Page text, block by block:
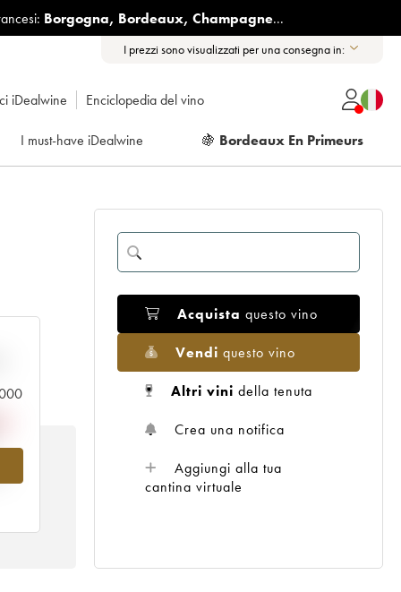
Borgogna, Bordeaux, Champagne...
I prezzi sono visualizzati per una consegna in:
iDealwine Enciclopedia del vino
I must-have iDealwine 🍇 Bordeaux En Primeurs
Acquista questo vino
Vendi questo vino
Altri vini della tenuta
Crea una notifica
Aggiungi alla tua
cantina virtuale